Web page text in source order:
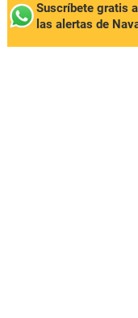
Suscríbete gratis
las alertas de